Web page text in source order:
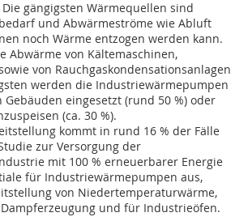
gängigsten Wärmequellen sind
und Abwärmeströme wie Abluft
noch Wärme entzogen werden kann.
Abwärme von Kältemaschinen,
von Rauchgaskondensationsanlagen
werden die Industriewärmepumpen
Gebäuden eingesetzt (rund 50 %) oder
(ca. 30 %).
kommt in rund 16 % der Fälle
zur Versorgung der
mit 100 % erneuerbarer Energie
für Industriewärmepumpen aus,
von Niedertemperaturwärme,
und für Industrieöfen.